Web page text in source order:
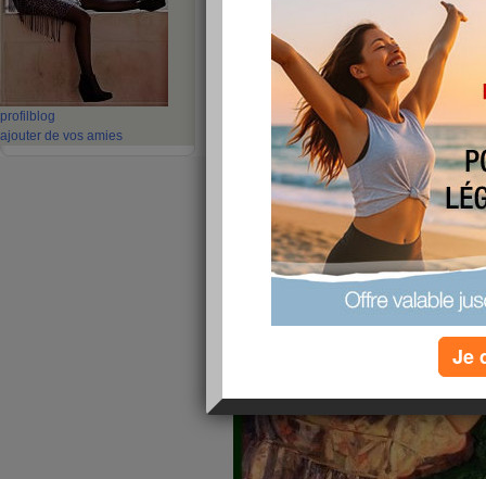
profil blog
ajouter de vos amies
« Trouver son
affaire
lectures, de
quelquefois,
souvent. »
publié le 05/11/2012 à 20:02
Je